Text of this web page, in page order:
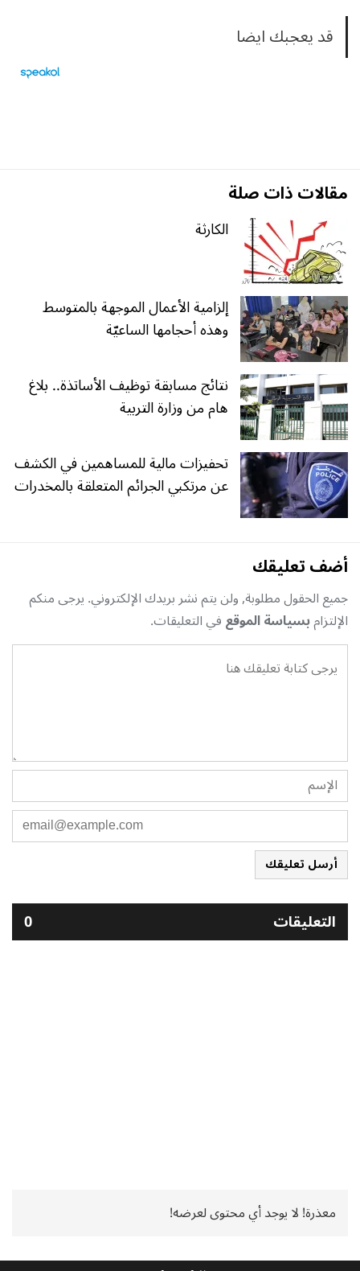
قد يعجبك ايضا
مقالات ذات صلة
الكارثة
إلزامية الأعمال الموجهة بالمتوسط
وهذه أحجامها الساعيّة
نتائج مسابقة توظيف الأساتذة.. بلاغ
هام من وزارة التربية
تحفيزات مالية للمساهمين في الكشف
عن مرتكبي الجرائم المتعلقة بالمخدرات
أضف تعليقك
جميع الحقول مطلوبة, ولن يتم نشر بريدك الإلكتروني. يرجى منكم
الإلتزامبسياسة الموقعفي التعليقات.
أرسل تعليقك
التعليقات 0
معذرة! لا يوجد أي محتوى لعرضه!